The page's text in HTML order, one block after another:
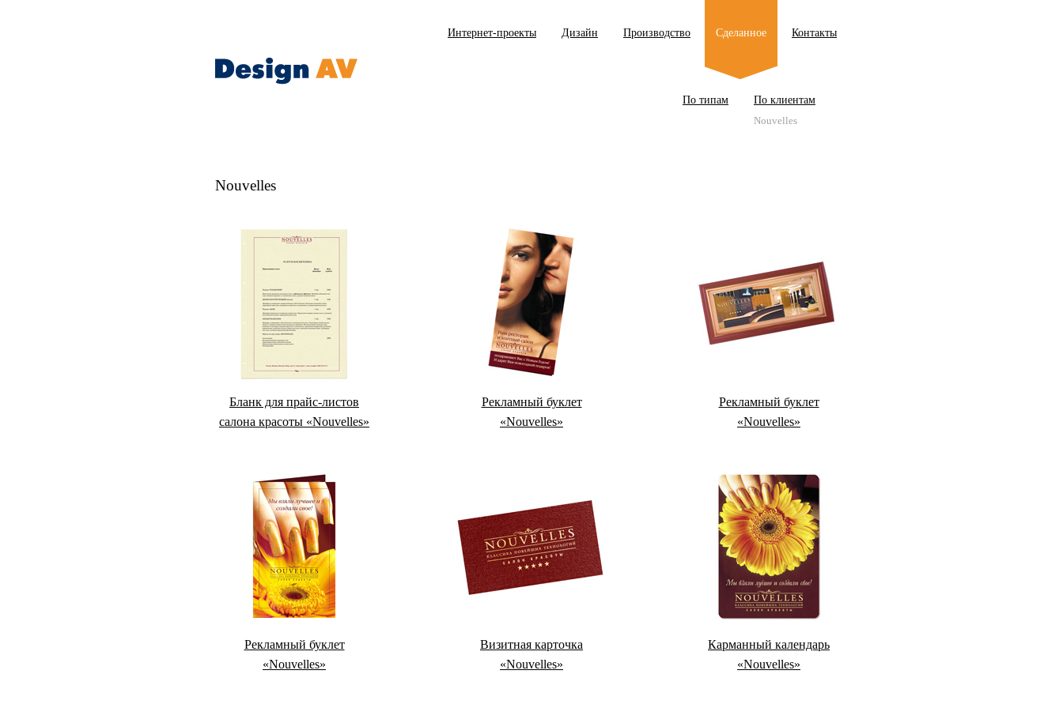
Интернет-проекты Дизайн Производство Сделанное
По типам По клиентам
Nouvelles
Контакты
Nouvelles
Бланк для прайс-листов
салона красоты «Nouvelles»
Рекламный буклет
«Nouvelles»
Рекламный буклет
«Nouvelles»
Рекламный буклет
«Nouvelles»
Визитная карточка
«Nouvelles»
Карманный календарь
«Nouvelles»